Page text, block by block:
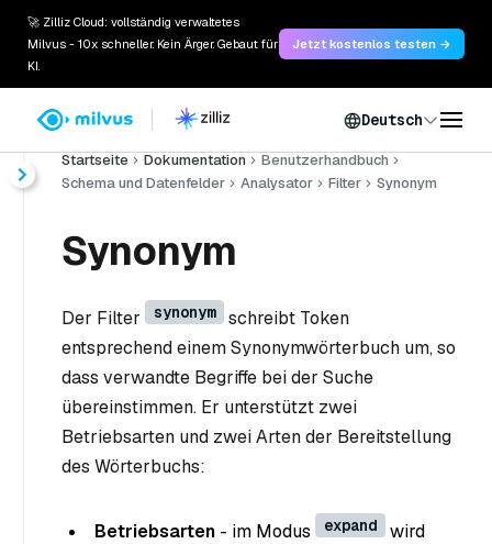
🚀 Zilliz Cloud: vollständig verwaltetes
Milvus - 10x schneller. Kein Ärger. Gebaut für
KI.
Jetzt kostenlos testen →
Deutsch
Startseite Dokumentation
Benutzerhandbuch
Schema und Datenfelder
Analysator Filter Synonym
Synonym
Der Filter synonym
schreibt Token
entsprechend einem Synonymwörterbuch um, so
dass verwandte Begriffe bei der Suche
übereinstimmen. Er unterstützt zwei
Betriebsarten und zwei Arten der Bereitstellung
des Wörterbuchs:
Betriebsarten - im Modus expand
wird